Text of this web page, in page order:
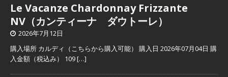
Le Vacanze Chardonnay Frizzante
NV（カンティーナ ダウトーレ）
2026年7月12日
購入場所 カルディ（こちらから購入可能） 購入日 2026年07月04日 購
入金額（税込み） 109[…]